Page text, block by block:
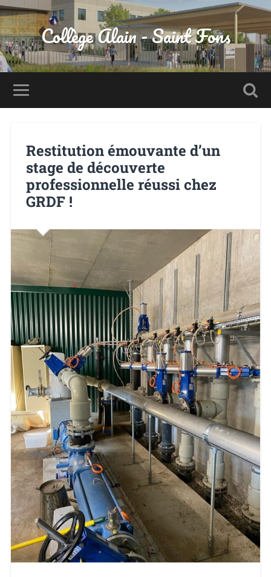
Collège Alain - Saint Fons
Restitution émouvante d’un
stage de découverte
professionnelle réussi chez
GRDF !
Panneau de gestion des cookies